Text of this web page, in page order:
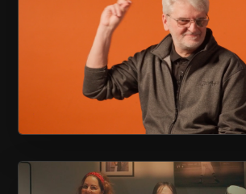
CAPSULE « ÇA FAIT QUOI? »